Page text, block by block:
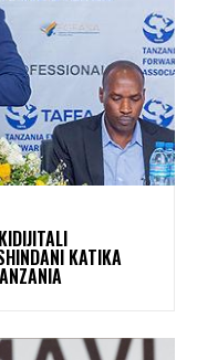
KATIKA